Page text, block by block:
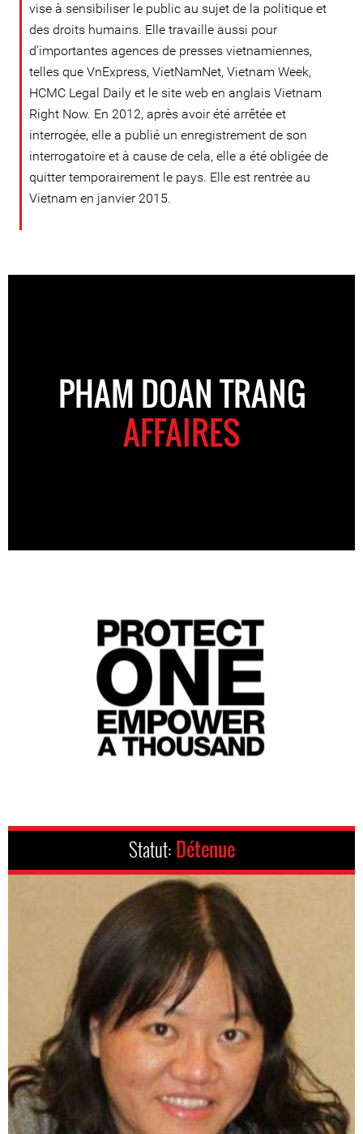
vise à sensibiliser le public au sujet de la politique et
des droits humains. Elle travaille aussi pour
d'importantes agences de presses vietnamiennes,
telles que VnExpress, VietNamNet, Vietnam Week,
HCMC Legal Daily et le site web en anglais Vietnam
Right Now. En 2012, après avoir été arrêtée et
interrogée, elle a publié un enregistrement de son
interrogatoire et à cause de cela, elle a été obligée de
quitter temporairement le pays. Elle est rentrée au
Vietnam en janvier 2015.
PHAM DOAN TRANG
AFFAIRES
Statut: Détenue